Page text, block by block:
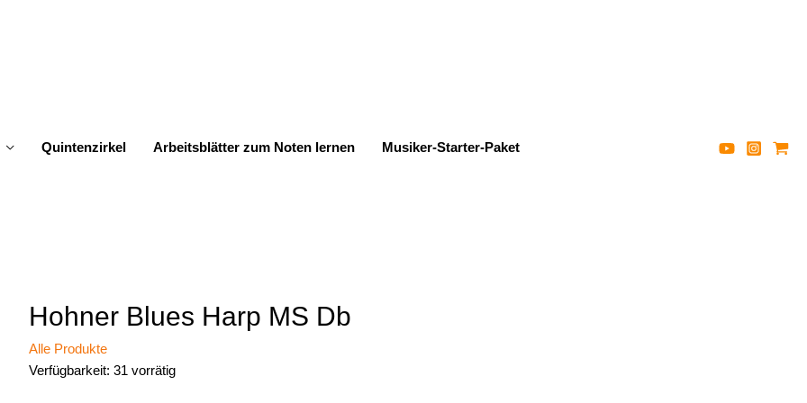
Quintenzirkel Arbeitsblätter zum Noten lernen Musiker-Starter-Paket
Hohner Blues Harp MS Db
Alle Produkte
Verfügbarkeit: 31 vorrätig